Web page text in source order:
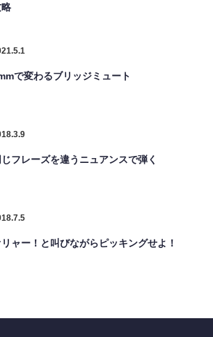
で変わるブリッジミュート
じフレーズを違うニュアンスで弾く
ャー！と叫びながらピッキングせよ！